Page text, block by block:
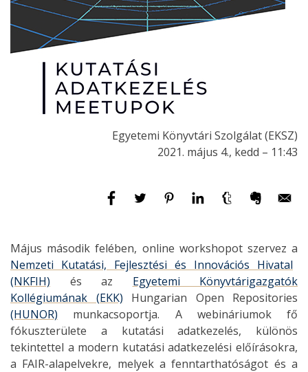
Egyetemi Könyvtári Szolgálat (EKSZ)
2021. május 4., kedd – 11:43
Május második felében, online workshopot szervez a
Nemzeti Kutatási, Fejlesztési és Innovációs Hivatal
(NKFIH) és az Egyetemi Könyvtárigazgatók
Kollégiumának (EKK) Hungarian Open Repositories
(HUNOR) munkacsoportja. A webináriumok fő
fókuszterülete a kutatási adatkezelés, különös
tekintettel a modern kutatási adatkezelési előírásokra,
a FAIR-alapelvekre, melyek a fenntarthatóságot és a